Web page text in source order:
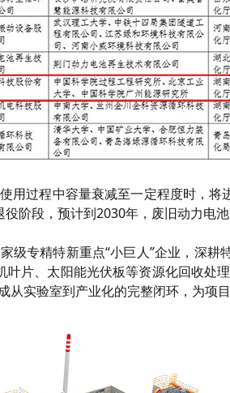
用过程中容量衰减至一定程度时，
阶段， 预计到2030年，废旧动力电
级专精特新重点“小巨人”企业，深
片、太阳能光伏板等资源化回收处
从实验室到产业化的完整闭环，为项目